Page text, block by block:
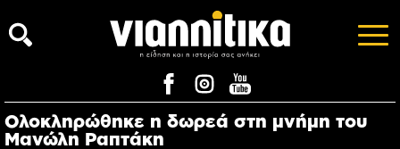
Ολοκληρώθηκε η δωρεά στη μνήμη του
Μανώλη Ραπτάκη